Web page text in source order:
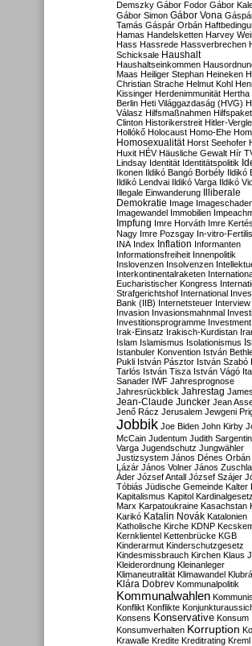
Demszky Gábor Fodor Gábor
Gábor Simon Gábor Vona
Tamás Gáspár Orbán
Hamas Handelsketten Harvey
Hass Hassrede Hassverbrechen
Schicksale Haushalt
Haushaltseinkommen
Maas Heiliger Stephan Heineken
Christian Strache Helmut Kohl
Kissinger Herdenimmunität Hertha
Berlin Heti Világgazdaság (HVG)
Válasz Hilfsmaßnahmen Hilfspaket
Clinton Historikerstreit Hitler-
Hollókő Holocaust Homo-Ehe
Homosexualität Horst Seehofer
Huxit HÉV Häusliche Gewalt Hír
Lindsay Identität Identitätspolitik
Ikonen Ildikó Bangó Borbély Ildikó
Ildikó Lendvai Ildikó Varga Ildikó
Illegale Einwanderung Illiberale
Demokratie Image
Imagewandel Immobilien
Impfung Imre Horváth Imre
Nagy Imre Pozsgay In-vitro-
INA Index Inflation Informanten
Informationsfreiheit Innenpolitik
Inslovenzen Insolvenzen
Interkontinentalraketen
Eucharistischer Kongress
Strafgerichtshof International
Bank (IIB) Internetsteuer Interview
Invasion Invasionsmahnmal
Investitionsprogramme
Irak-Einsatz Irakisch-Kurdistan
Islam Islamismus Isolationismus
Istanbuler Konvention István
Pukli István Pásztor István Szabó
Tarlós István Tisza István Vágó
Sanader IWF Jahresprognose
Jahresrückblick Jahrestag
Jean-Claude Juncker Jean
Jenő Rácz Jerusalem Jewgeni
Jobbik Joe Biden John Kirby
McCain Judentum Judith
Varga Jugendschutz Jungwähler
Justizsystem János Dénes Orbán
Lázár János Volner János
Áder József Antall József Szájer
Tóbiás Jüdische Gemeinde Kalter
Kapitalismus Kapitol Kardinalgesetz
Marx Karpatoukraine Kasachstan
Karikó Katalin Novák Katalonien
Katholische Kirche KDNP
Kernklientel Kettenbrücke KGB
Kinderarmut Kinderschutzgesetz
Kindesmissbrauch Kirchen Klaus
Kleiderordnung Kleinanleger
Klimaneutralität Klimawandel
Klára Dobrev Kommunalpolitik
Kommunalwahlen
Konflikt Konflikte
Konsens Konservative Konsum
Konsumverhalten Korruption
Krawalle Kredite Kreditrating Kreml